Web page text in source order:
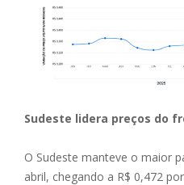
Sudeste lidera preços do
O Sudeste manteve o maior
abril, chegando a R$ 0,472